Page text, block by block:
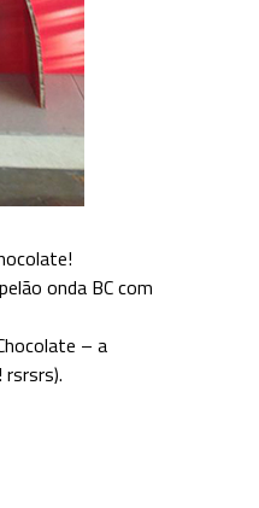
onda BC com
– a